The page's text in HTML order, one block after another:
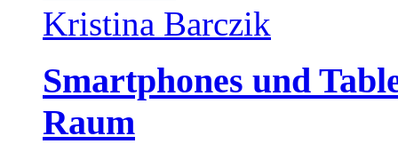
Kristina Barczik
Smartphones und
Raum